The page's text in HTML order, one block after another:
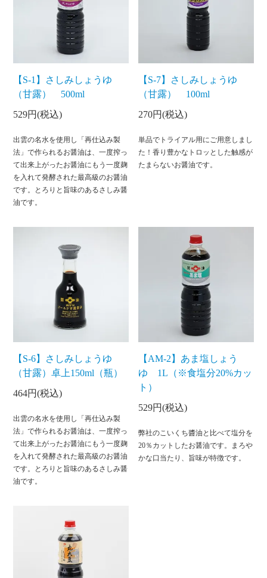
【S-1】さしみしょうゆ
（甘露） 500ml
529円(税込)
出雲の名水を使用し「再仕込み製
法」で作られるお醤油は、一度搾っ
て出来上がったお醤油にもう一度麹
を入れて発酵された最高級のお醤油
です。とろりと旨味のあるさしみ醤
油です。
【S-7】さしみしょうゆ
（甘露） 100ml
270円(税込)
単品でトライアル用にご用意しまし
た！香り豊かなトロッとした触感が
たまらないお醤油です。
【S-6】さしみしょうゆ
（甘露）卓上150ml（瓶）
464円(税込)
出雲の名水を使用し「再仕込み製
法」で作られるお醤油は、一度搾っ
て出来上がったお醤油にもう一度麹
を入れて発酵された最高級のお醤油
です。とろりと旨味のあるさしみ醤
油です。
【AM-2】あま塩しょう
ゆ 1L（※食塩分20%カッ
ト）
529円(税込)
弊社のこいくち醬油と比べて塩分を
20％カットしたお醤油です。まろや
かな口当たり、旨味が特徴です。